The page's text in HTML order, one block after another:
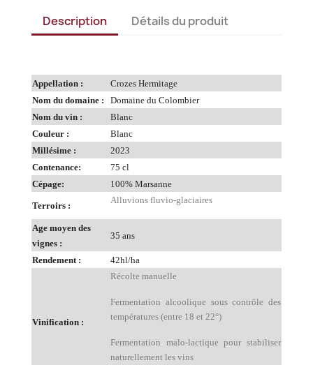
Description Détails du produit
Appellation :
Crozes Hermitage
Nom du domaine :
Domaine du Colombier
Nom du vin :
Blanc
Couleur :
Blanc
Millésime :
2023
Contenance:
75 cl
Cépage:
100% Marsanne
Terroirs :
Alluvions fluvio-glaciaires
Age moyen des
vignes :
35 ans
Rendement : 42hl/ha
Vinification :
Récolte manuelle
Fermentation alcoolique sous contrôle des
températures (entre 18 et 22°)
Fermentation malo-lactique pour stabiliser
naturellement les vins